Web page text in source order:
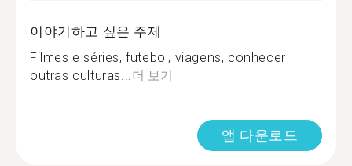
이야기하고 싶은 주제
Filmes e séries, futebol, viagens, conhecer
outras culturas...더 보기
앱 다운로드